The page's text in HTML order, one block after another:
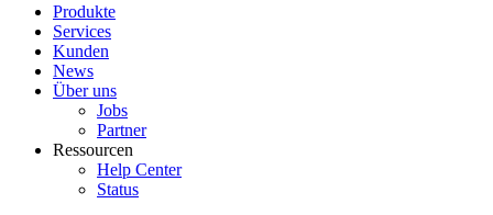
Produkte
Services
Kunden
News
Über uns
Jobs
Partner
Ressourcen
Help Center
Status